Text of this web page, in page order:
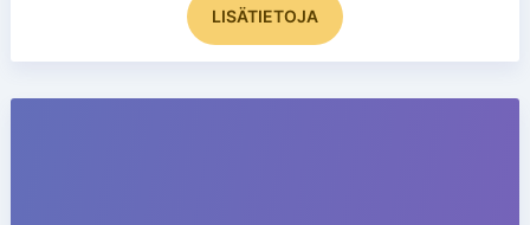
LISÄTIETOJA